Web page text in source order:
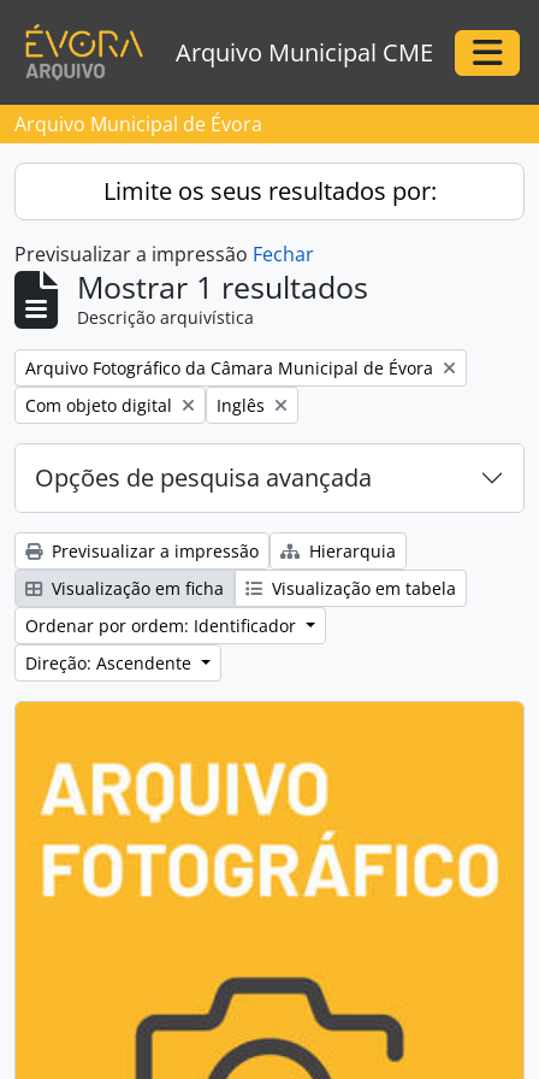
Arquivo Municipal CME
Arquivo Municipal de Évora
Limite os seus resultados por:
Previsualizar a impressão Fechar
Mostrar 1 resultados
Descrição arquivística
Remove filter:
Arquivo Fotográfico da Câmara Municipal de Évora
Remove filter:
Com objeto digital Remove filter:
Inglês
Opções de pesquisa avançada
Previsualizar a impressão
Hierarquia
Visualização em ficha
Visualização em tabela
Ordenar por ordem: Identificador
Direção: Ascendente